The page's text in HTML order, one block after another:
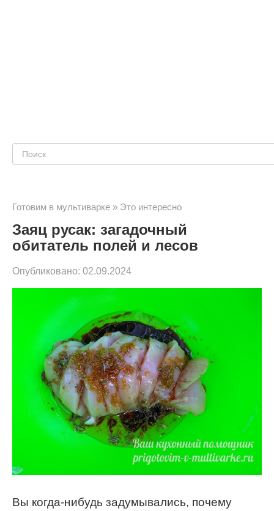
Поиск:
Готовим в мультиварке » Это интересно
Заяц русак: загадочный
обитатель полей и лесов
Опубликовано: 02.09.2024
Вы когда-нибудь задумывались, почему